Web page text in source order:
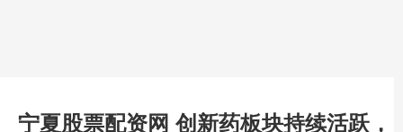
宁夏股票配资网 创新药板块持续活跃，